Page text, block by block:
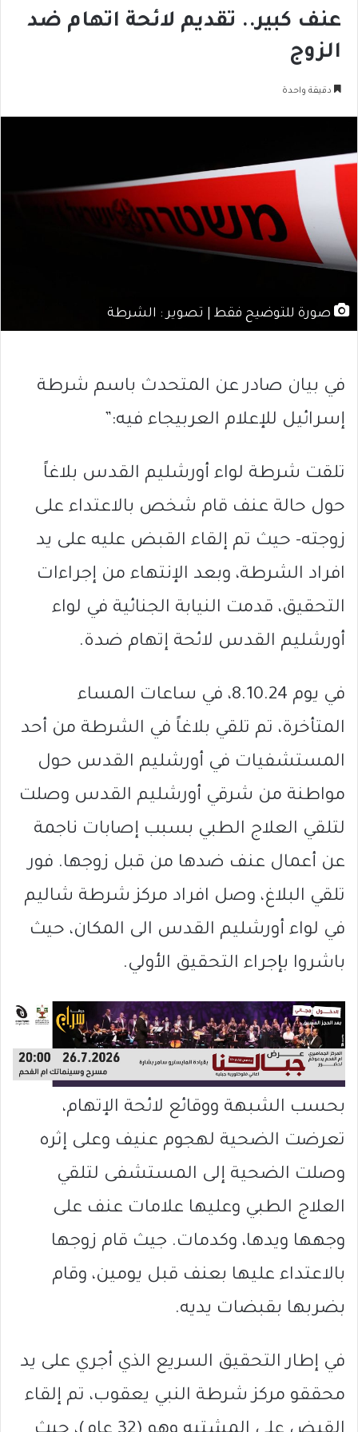
عنف كبير.. تقديم لائحة اتهام ضد
الزوج
دقيقة واحدة
صورة للتوضيح فقط | تصوير : الشرطة
في بيان صادر عن المتحدث باسم شرطة
إسرائيل للإعلام العربيجاء فيه:”
تلقت شرطة لواء أورشليم القدس بلاغاً
حول حالة عنف قام شخص بالاعتداء على
زوجته- حيث تم إلقاء القبض عليه على يد
افراد الشرطة، وبعد الإنتهاء من إجراءات
التحقيق، قدمت النيابة الجنائية في لواء
أورشليم القدس لائحة إتهام ضدة.
في يوم 8.10.24، في ساعات المساء
المتأخرة، تم تلقي بلاغاً في الشرطة من أحد
المستشفيات في أورشليم القدس حول
مواطنة من شرقي أورشليم القدس وصلت
لتلقي العلاج الطبي بسبب إصابات ناجمة
عن أعمال عنف ضدها من قبل زوجها. فور
تلقي البلاغ، وصل افراد مركز شرطة شاليم
في لواء أورشليم القدس الى المكان، حيث
باشروا بإجراء التحقيق الأولي.
بحسب الشبهة ووقائع لائحة الإتهام،
تعرضت الضحية لهجوم عنيف وعلى إثره
وصلت الضحية إلى المستشفى لتلقي
العلاج الطبي وعليها علامات عنف على
وجهها ويدها، وكدمات. جيث قام زوجها
بالاعتداء عليها بعنف قبل يومين، وقام
بضربها بقبضات يديه.
في إطار التحقيق السريع الذي أجري على يد
محققو مركز شرطة النبي يعقوب، تم إلقاء